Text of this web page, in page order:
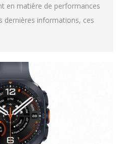
en matière de performances
dernières informations, ces